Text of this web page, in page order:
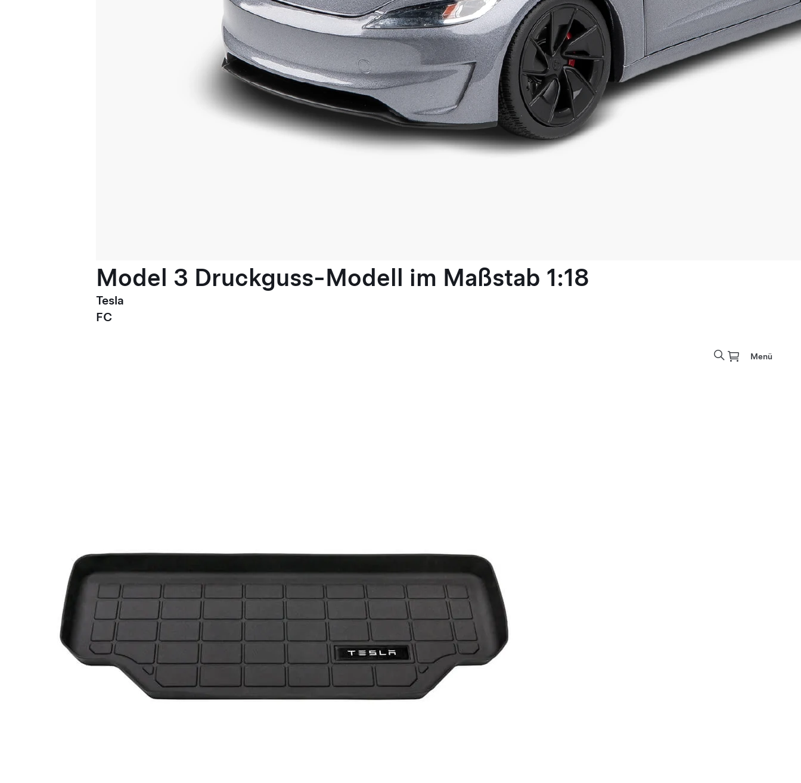
Model 3 Druckguss-Modell im Maßstab 1:18
Tesla
FC
Menü